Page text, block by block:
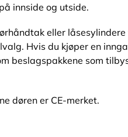
innside og utside.
eller låsesylindere
Hvis du kjøper en
beslagspakkene som
døren er CE-merket.